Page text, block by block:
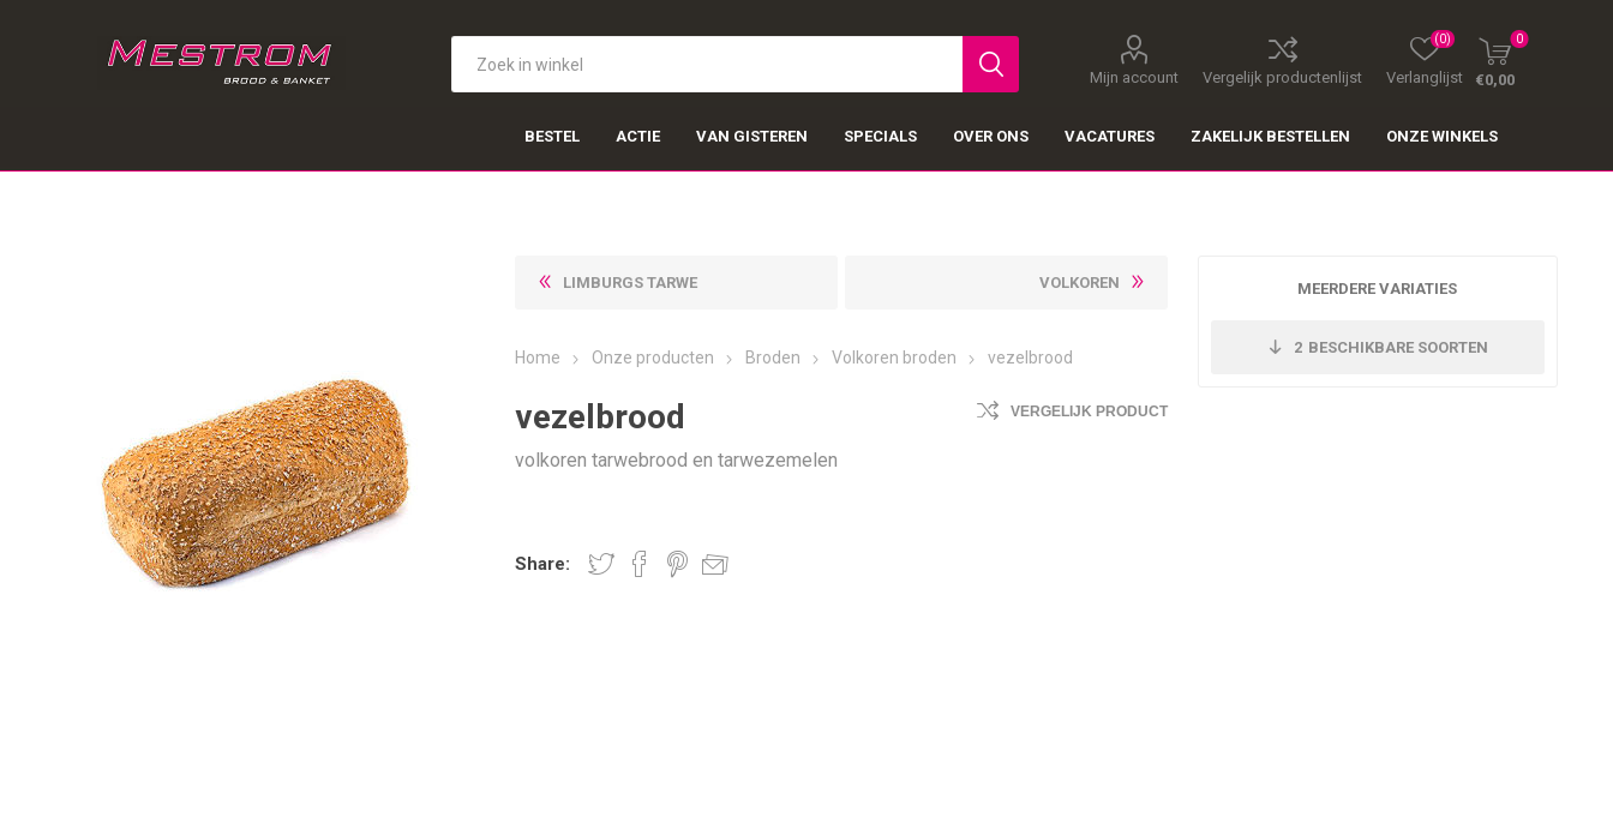
Mijn account Vergelijk productenlijst Verlanglijst
(0) 0
€0,00
BESTEL ACTIE VAN GISTEREN SPECIALS OVER ONS VACATURES ZAKELIJK BESTELLEN ONZE WINKELS
LIMBURGS TARWE VOLKOREN
Home Onze producten Broden Volkoren broden vezelbrood
vezelbrood
volkoren tarwebrood en tarwezemelen
VERGELIJK PRODUCT
MEERDERE VARIATIES
2 BESCHIKBARE SOORTEN
Share: